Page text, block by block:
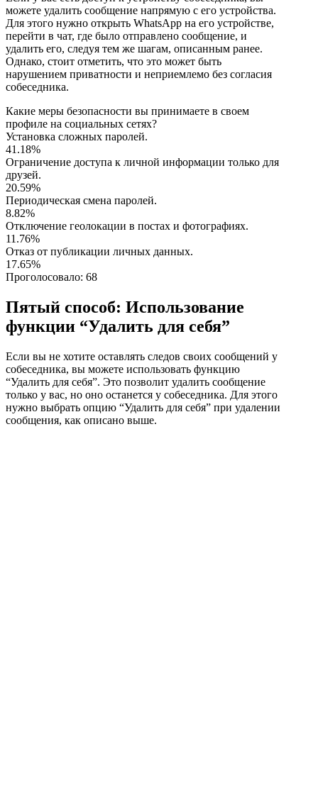
можете удалить сообщение напрямую с его устройства.
Для этого нужно открыть WhatsApp на его устройстве,
перейти в чат, где было отправлено сообщение, и
удалить его, следуя тем же шагам, описанным ранее.
Однако, стоит отметить, что это может быть
нарушением приватности и неприемлемо без согласия
собеседника.
Какие меры безопасности вы принимаете в своем
профиле на социальных сетях?
Установка сложных паролей.
41.18%
Ограничение доступа к личной информации только для
друзей.
20.59%
Периодическая смена паролей.
8.82%
Отключение геолокации в постах и фотографиях.
11.76%
Отказ от публикации личных данных.
17.65%
Проголосовало: 68
Пятый способ: Использование
функции “Удалить для себя”
Если вы не хотите оставлять следов своих сообщений у
собеседника, вы можете использовать функцию
“Удалить для себя”. Это позволит удалить сообщение
только у вас, но оно останется у собеседника. Для этого
нужно выбрать опцию “Удалить для себя” при удалении
сообщения, как описано выше.